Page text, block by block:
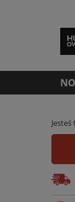
Jesteś